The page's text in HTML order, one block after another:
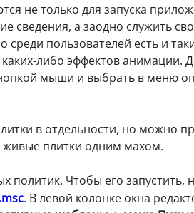
не только для запуска
сведения, а заодно служить
пользователей есть и
либо эффектов анимации.
мыши и выбрать в меню
в отдельности, но можно
плитки одним махом.
политик. Чтобы его запустить,
. В левой колонке окна